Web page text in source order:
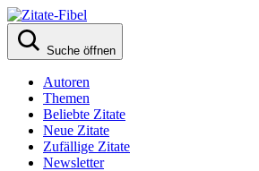
Suche öffnen
Autoren
Themen
Beliebte Zitate
Neue Zitate
Zufällige Zitate
Newsletter